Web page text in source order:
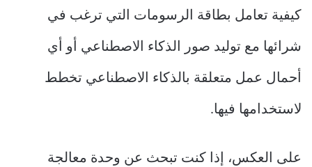
كيفية تعامل بطاقة الرسومات التي ترغب في
شرائها مع توليد صور الذكاء الاصطناعي أو أي
أحمال عمل متعلقة بالذكاء الاصطناعي تخطط
لاستخدامها فيها.
على العكس، إذا كنت تبحث عن وحدة معالجة